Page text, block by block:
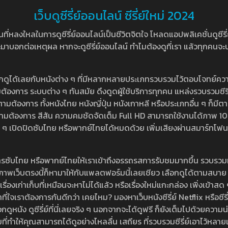
เว็บดูซีรี่ย์ออนไลน์ ซีรี่ย์ใหม่ 2024
ลงใหลในการดูซีรี่ย์ออนไลน์เป็นชีวิตจิตใจ โหลดแอปพลิเคชั่นดูซี
มาบอกต่อเหตุผล หากจะดูซีรี่ย์ออนไลน์ ทำไมต้องดูที่เรา แล้วทุกคน
ได้เลยกับหนังต่าง ๆ ที่มีหลากหลายประเภทรวบรวมไว้ตอบโจท
องการ ระบบต่าง ๆ ทันสมัย ดึงดูดผู้ใช้บริการทุกคน แหล่งรวบรวม
ต้องการ ทั้งหนังไทย หนังญี่ปุ่น หนังเกาหลี หรือประเภทอื่น ๆ ก็มี
ต้องการ สีสัน ความคมชัดจัดเต็ม Full HD สามารถใช้งานได้ภาพ
เปิดปิดซับไทย หรือพากย์ไทยได้หมดด้วย เพิ่มเสียงผ่านสมาร์ทโฟ
ไทย หรือพากย์ไทยให้เราเข้าถึงอรรถรสการรับชมมากขึ้น รวบร
ว็บตรงนี้ก็หามาให้กับแพลตฟอร์มนี้เลยเชียว เลือกดูได้ตามสบาย
งเก่าเก็บที่เหมือนจะหาไม่ได้แล้ว หรือเรื่องใหม่แกะกล่อง เพิ่งเข้
จเราต้องการกันดีกว่า เคยไหม? มองหาเว็บหนังซีรี่ย์ Netflix หรือ
ดูหนัง ดูซีรี่ย์ที่นี่เลยจริง ๆ นอกจากจะได้ดูฟรี ก็ยังเต็มไปด้วยควา
ำให้คุณสามารถได้ดูอย่างไหลลื่น เสถียร ที่รวบรวมซีรี่ย์เอาไว้หลา